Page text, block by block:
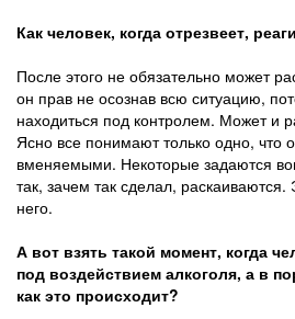
Как человек, когда отрезвеет,
После этого не обязательно может
он прав не осознав всю ситуацию,
находиться под контролем. Может и
Ясно все понимают только одно, что
вменяемыми. Некоторые задаются
так, зачем так сделал,
него.
А вот взять такой момент, когда
под воздействием алкоголя, а в
как это происходит?